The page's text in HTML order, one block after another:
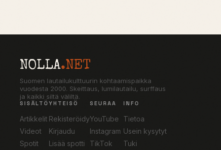
NOLLA.NET
Suomen lautailukulttuurin kohtaamispaikka
vuodesta 2000. Skeittaus, lumilautailu, surffaus
ja kaikki siltä väliltä.
SISÄLTÖ
Artikkelit
Videot
Spotit
YHTEISÖ
Rekisteröidy
Kirjaudu
Lisää spotti
SEURAA
YouTube
Instagram
TikTok
INFO
Tietoa
Usein kysytyt
Tuki